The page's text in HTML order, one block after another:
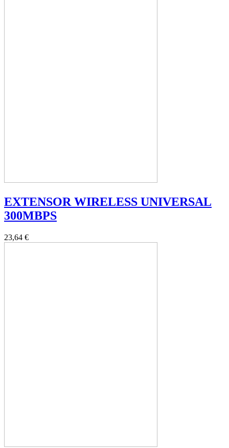
EXTENSOR WIRELESS UNIVERSAL
300MBPS
23,64 €